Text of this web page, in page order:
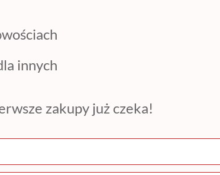
innych
zakupy już czeka!